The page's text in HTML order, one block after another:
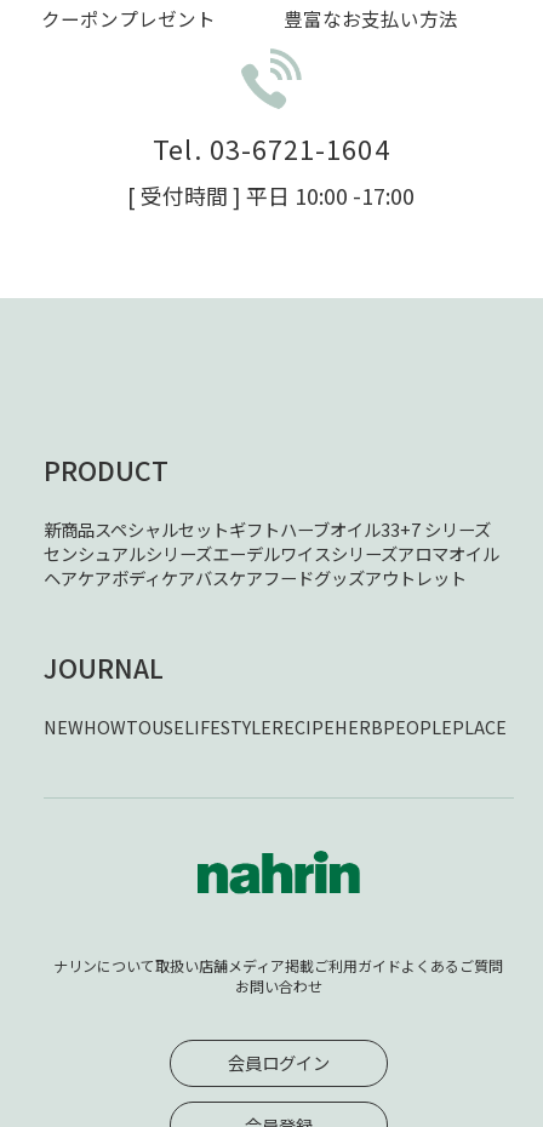
クーポンプレゼント
豊富なお支払い方法
Tel. 03-6721-1604
[ 受付時間 ] 平日 10:00 -17:00
PRODUCT
新商品スペシャルセットギフトハーブオイル33+7 シリーズ
センシュアルシリーズエーデルワイスシリーズアロマオイル
ヘアケアボディケアバスケアフードグッズアウトレット
JOURNAL
NEWHOWTOUSELIFESTYLERECIPEHERBPEOPLEPLACE
ナリンについて取扱い店舗メディア掲載ご利用ガイドよくあるご質問
お問い合わせ
会員ログイン